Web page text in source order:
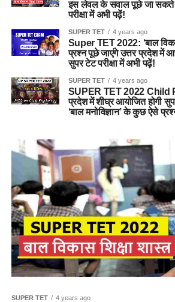
इस लेवल के सवाल पूछे जा सकते
परीक्षा में अभी पढ़ें!
SUPER TET 4 years ago
Super TET 2022: ‘बाल
प्रश्न पूछे जाएंगे उत्तर प्रदेश में
सुपर टेट परीक्षा में अभी पढ़ें!
SUPER TET 4 years ago
SUPER TET 2022 Child
प्रदेश में शीघ्र आयोजित होगी
‘बाल मनोविज्ञान’ के कुछ ऐसे
SUPER TET 4 years ago